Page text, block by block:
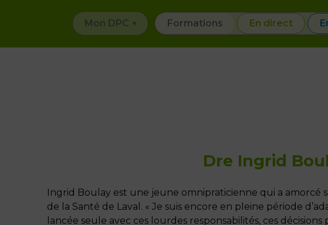
Mon DPC Formations En direct
Dre Ingrid
Ingrid Boulay est une jeune omnipraticienne qui a amorcé
de la Santé de Laval. « Je suis encore en pleine période
lancée seule avec ces lourdes responsabilités, ces